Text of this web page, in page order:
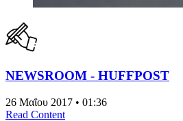
NEWSROOM - HUFFPOST
26 Μαΐου 2017 • 01:36
Read Content